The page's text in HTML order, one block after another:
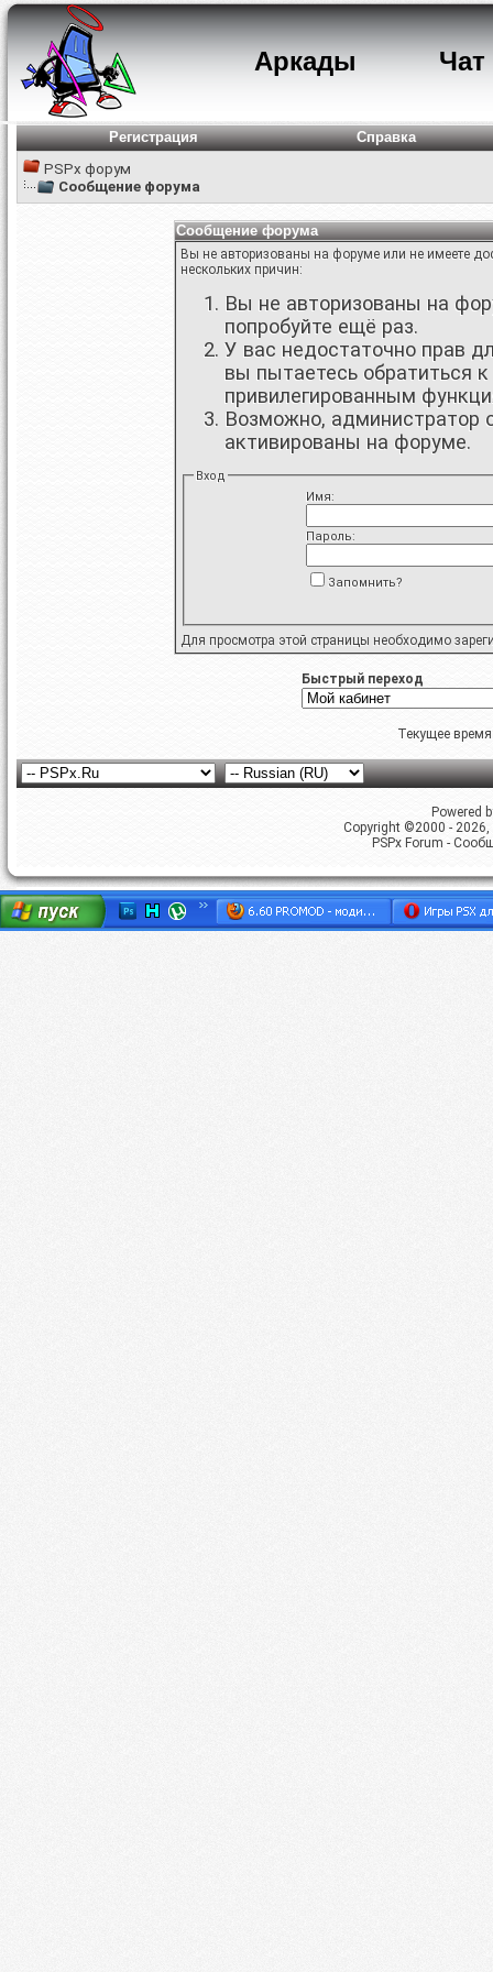
Аркады Чат
Регистрация
Справка
PSPx форум
Сообщение форума
Сообщение форума
Вы не авторизованы на форуме или не имеете
нескольких причин:
Вы не авторизованы на
попробуйте ещё раз.
У вас недостаточно прав
вы пытаетесь обратиться
привилегированным
Возможно, администратор
активированы на форуме.
Вход
Имя:
Пароль:
Запомнить?
Для просмотра этой страницы необходимо
Быстрый переход
Текущее
Powered
Copyright ©2000 -
PSPx Forum -